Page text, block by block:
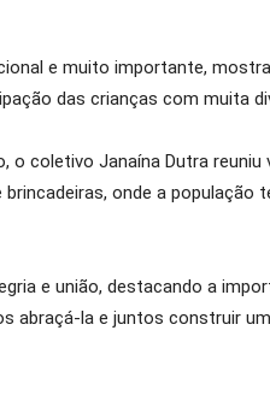
e muito importante,
das crianças com muita
coletivo Janaína Dutra reuniu
onde a população
e união, destacando a
abraçá-la e juntos construir